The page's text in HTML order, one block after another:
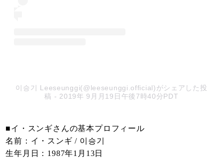
이승기 Leeseunggi(@leeseunggi.official)がシェアした投
稿 - 2019年 9月月19日午後7時40分PDT
■イ・スンギさんの基本プロフィール
名前：イ・スンギ / 이승기
生年月日：1987年1月13日